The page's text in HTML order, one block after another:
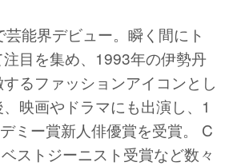
能界デビュー。瞬く間にト
目を集め、1993年の伊勢丹
るファッションアイコンとし
映画やドラマにも出演し、1
ミー賞新人俳優賞を受賞。 C
ストジーニスト受賞など数々